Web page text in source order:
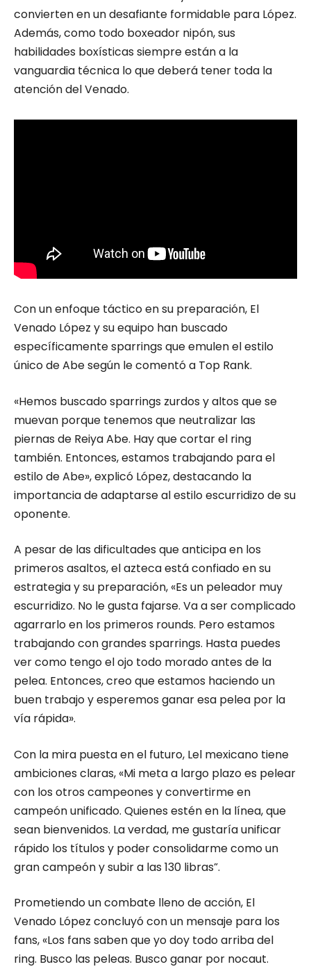
convierten en un desafiante formidable para López.
Además, como todo boxeador nipón, sus
habilidades boxísticas siempre están a la
vanguardia técnica lo que deberá tener toda la
atención del Venado.
Con un enfoque táctico en su preparación, El
Venado López y su equipo han buscado
específicamente sparrings que emulen el estilo
único de Abe según le comentó a Top Rank.
«Hemos buscado sparrings zurdos y altos que se
muevan porque tenemos que neutralizar las
piernas de Reiya Abe. Hay que cortar el ring
también. Entonces, estamos trabajando para el
estilo de Abe», explicó López, destacando la
importancia de adaptarse al estilo escurridizo de su
oponente.
A pesar de las dificultades que anticipa en los
primeros asaltos, el azteca está confiado en su
estrategia y su preparación, «Es un peleador muy
escurridizo. No le gusta fajarse. Va a ser complicado
agarrarlo en los primeros rounds. Pero estamos
trabajando con grandes sparrings. Hasta puedes
ver como tengo el ojo todo morado antes de la
pelea. Entonces, creo que estamos haciendo un
buen trabajo y esperemos ganar esa pelea por la
vía rápida».
Con la mira puesta en el futuro, Lel mexicano tiene
ambiciones claras, «Mi meta a largo plazo es pelear
con los otros campeones y convertirme en
campeón unificado. Quienes estén en la línea, que
sean bienvenidos. La verdad, me gustaría unificar
rápido los títulos y poder consolidarme como un
gran campeón y subir a las 130 libras”.
Prometiendo un combate lleno de acción, El
Venado López concluyó con un mensaje para los
fans, «Los fans saben que yo doy todo arriba del
ring. Busco las peleas. Busco ganar por nocaut.